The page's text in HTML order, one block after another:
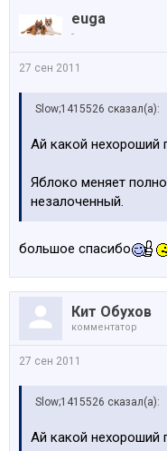
euga
-
27 сен 2011
Slow;1415526 сказал(а):
Ай какой нехороший
Яблоко меняет
незалоченный.
большое спасибо
Кит Обухов
комментатор
27 сен 2011
Slow;1415526 сказал(а):
Ай какой нехороший